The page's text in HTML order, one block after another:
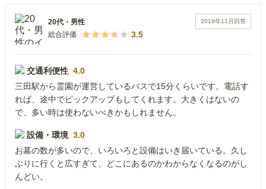
2019年11月 回答
20代 ・ 男性
総合評価
3.5
交通利便性 4.0
三田駅から霊園が運営しているバスで15分くらいです。電話す
れば、途中でピックアップもしてくれます。大きくはないの
で、多い時は使わないべきかもしれません。
設備・環境 3.0
お墓の数が多いので、いろいろと設備はいき届いている。久し
ぶりに行くと広すぎて、どこにあるのかわからなくなるのがし
んどい。